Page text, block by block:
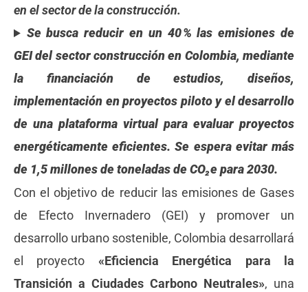
en el sector de la construcción.
Se busca reducir en un 40 % las emisiones de
GEI del sector construcción en Colombia, mediante
la financiación de estudios, diseños,
implementación en proyectos piloto y el desarrollo
de una plataforma virtual para evaluar proyectos
energéticamente eficientes. Se espera evitar más
de 1,5 millones de toneladas de CO₂e para 2030.
Con el objetivo de reducir las emisiones de Gases
de Efecto Invernadero (GEI) y promover un
desarrollo urbano sostenible, Colombia desarrollará
el proyecto «Eficiencia Energética para la
Transición a Ciudades Carbono Neutrales», una